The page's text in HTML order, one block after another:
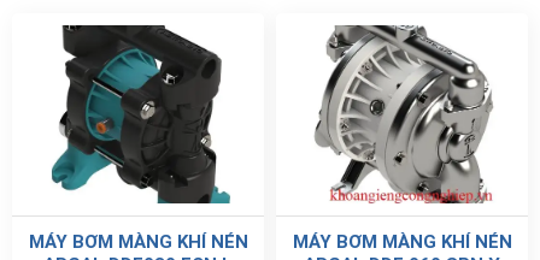
MÁY BƠM MÀNG KHÍ NÉN
MÁY BƠM MÀNG KHÍ NÉN